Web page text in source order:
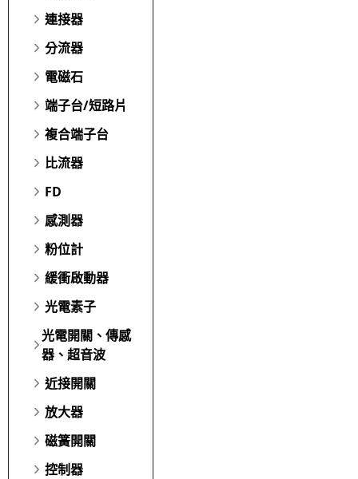
連接器
分流器
電磁石
端子台/短路片
複合端子台
比流器
FD
感測器
粉位計
緩衝啟動器
光電素子
光電開關、傳感
器、超音波
近接開關
放大器
磁簧開關
控制器